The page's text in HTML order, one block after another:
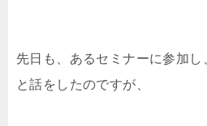
先日も、あるセミナーに参加
と話をしたのですが、